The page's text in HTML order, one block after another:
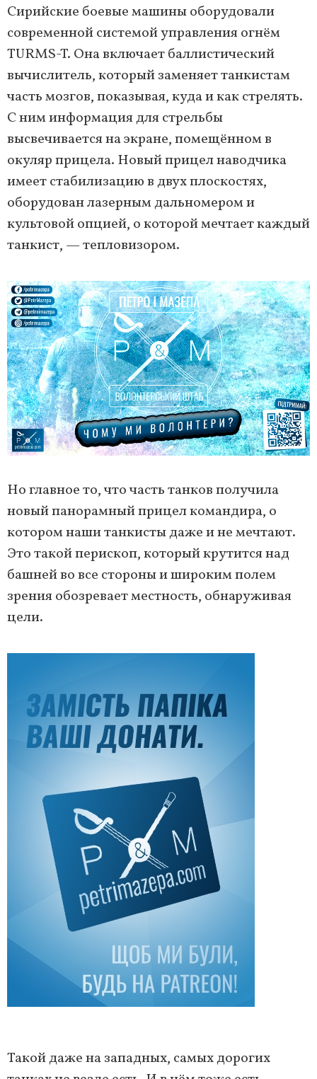
Сирийские боевые машины оборудовали
современной системой управления огнём
TURMS-T. Она включает баллистический
вычислитель, который заменяет танкистам
часть мозгов, показывая, куда и как стрелять.
С ним информация для стрельбы
высвечивается на экране, помещённом в
окуляр прицела. Новый прицел наводчика
имеет стабилизацию в двух плоскостях,
оборудован лазерным дальномером и
культовой опцией, о которой мечтает каждый
танкист, — тепловизором.
Но главное то, что часть танков получила
новый панорамный прицел командира, о
котором наши танкисты даже и не мечтают.
Это такой перископ, который крутится над
башней во все стороны и широким полем
зрения обозревает местность, обнаруживая
цели.
Такой даже на западных, самых дорогих